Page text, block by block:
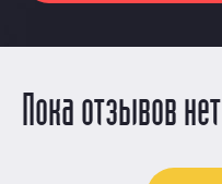
Пока отзывов нет